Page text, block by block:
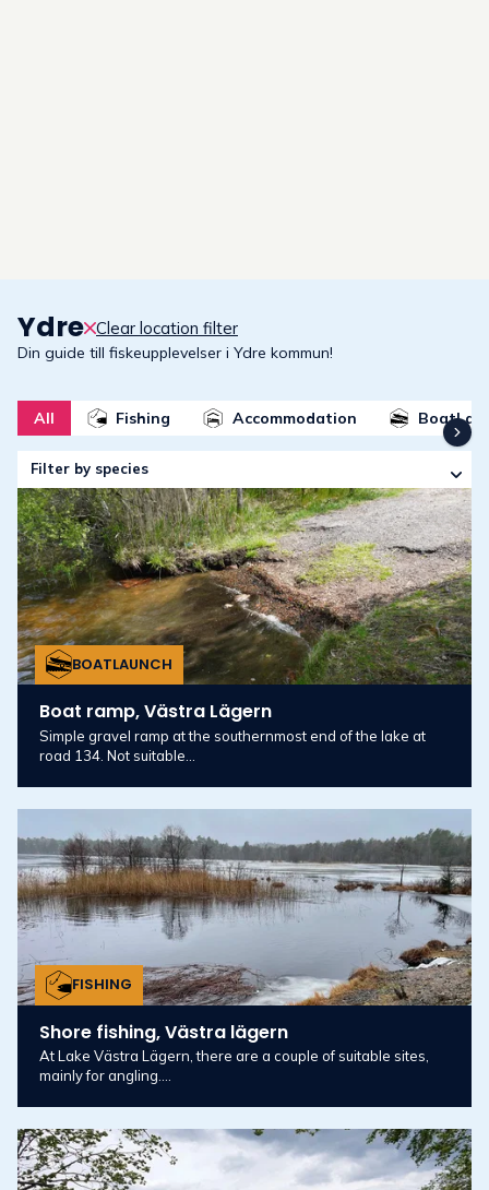
Ydre–guide to fishing
Clear location filter
Din guide till fiskeupplevelser i Ydre kommun!
All Fishing Accommodation
Filter by species
BOATLAUNCH
Boat ramp, Västra Lägern
Simple gravel ramp at the southernmost end of the lake at
road 134. Not suitable...
FISHING
Shore fishing, Västra lägern
At Lake Västra Lägern, there are a couple of suitable sites,
mainly for angling....